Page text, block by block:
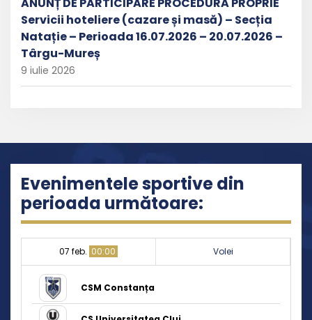
Servicii hoteliere (cazare și masă) – Secția
Natație – Perioada 16.07.2026 – 20.07.2026 –
Târgu-Mureș
9 iulie 2026
Evenimentele sportive din
perioada următoare:
07 feb. 00:00 Volei
CSM Constanța